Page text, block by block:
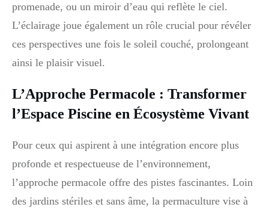
promenade, ou un miroir d’eau qui reflète le ciel.
L’éclairage joue également un rôle crucial pour révéler
ces perspectives une fois le soleil couché, prolongeant
ainsi le plaisir visuel.
L’Approche Permacole : Transformer
l’Espace Piscine en Écosystème Vivant
Pour ceux qui aspirent à une intégration encore plus
profonde et respectueuse de l’environnement,
l’approche permacole offre des pistes fascinantes. Loin
des jardins stériles et sans âme, la permaculture vise à